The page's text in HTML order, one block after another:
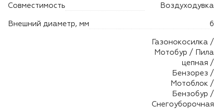
Совместимость
Воздуходувка
Внешний диаметр, мм 6
Газонокосилка /
Мотобур / Пила
цепная /
Бензорез /
Мотоблок /
Бензобур /
Снегоуборочная